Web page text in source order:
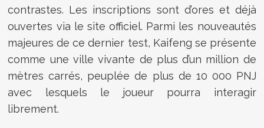
contrastes. Les inscriptions sont d’ores et déjà
ouvertes via le site officiel. Parmi les nouveautés
majeures de ce dernier test, Kaifeng se présente
comme une ville vivante de plus d’un million de
mètres carrés, peuplée de plus de 10 000 PNJ
avec lesquels le joueur pourra interagir
librement.